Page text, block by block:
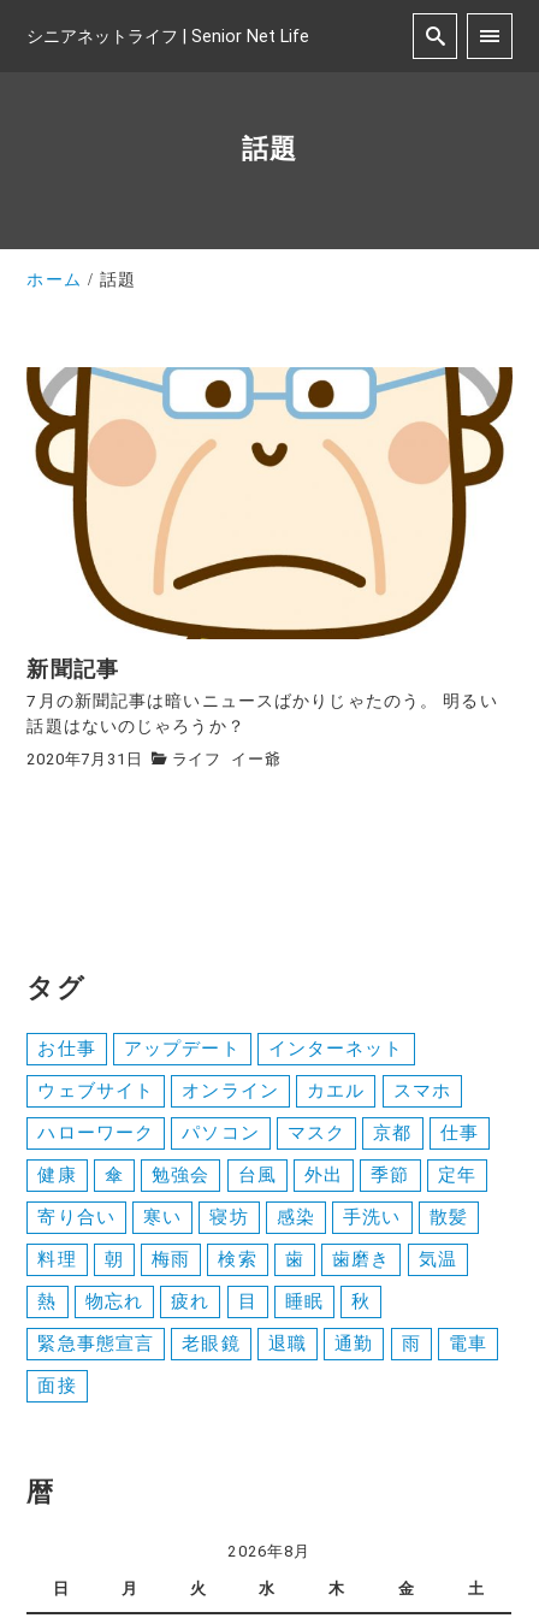
シニアネットライフ | Senior Net Life
話題
ホーム 話題
新聞記事
7月の新聞記事は暗いニュースばかりじゃたのう。 明るい
話題はないのじゃろうか？
2020年7月31日 ライフ イー爺
タグ
お仕事 アップデート
インターネット
ウェブサイト
オンライン カエル
スマホ
ハローワーク
パソコン マスク 京都
仕事
健康
傘 勉強会 台風 外出 季節
定年
寄り合い
寒い 寝坊 感染 手洗い
散髪
料理
朝 梅雨 検索 歯 歯磨き
気温
熱
物忘れ 疲れ 目 睡眠
秋
緊急事態宣言
老眼鏡 退職 通勤 雨
電車
面接
暦
2026年8月
日 月 火 水 木 金 土